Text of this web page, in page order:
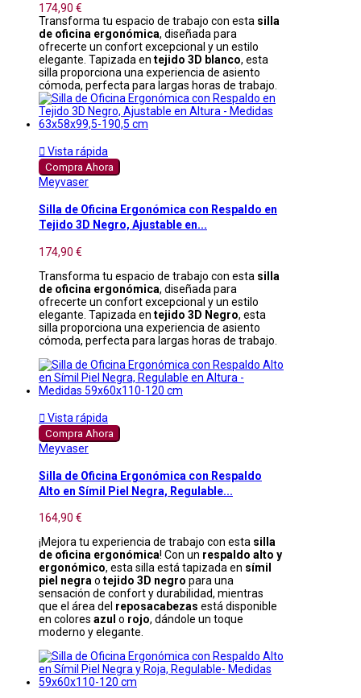
174,90 €
Transforma tu espacio de trabajo con esta silla
de oficina ergonómica, diseñada para
ofrecerte un confort excepcional y un estilo
elegante. Tapizada en tejido 3D blanco, esta
silla proporciona una experiencia de asiento
cómoda, perfecta para largas horas de trabajo.
 Vista rápida
Compra Ahora
Meyvaser
Silla de Oficina Ergonómica con Respaldo en
Tejido 3D Negro, Ajustable en...
174,90 €
Transforma tu espacio de trabajo con esta silla
de oficina ergonómica, diseñada para
ofrecerte un confort excepcional y un estilo
elegante. Tapizada en tejido 3D Negro, esta
silla proporciona una experiencia de asiento
cómoda, perfecta para largas horas de trabajo.
 Vista rápida
Compra Ahora
Meyvaser
Silla de Oficina Ergonómica con Respaldo
Alto en Símil Piel Negra, Regulable...
164,90 €
¡Mejora tu experiencia de trabajo con esta silla
de oficina ergonómica! Con un respaldo alto y
ergonómico, esta silla está tapizada en símil
piel negrao tejido 3D negro para una
sensación de confort y durabilidad, mientras
que el área del reposacabezas está disponible
en colores azul o rojo, dándole un toque
moderno y elegante.